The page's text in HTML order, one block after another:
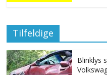
Tilfeldige
Blinklys